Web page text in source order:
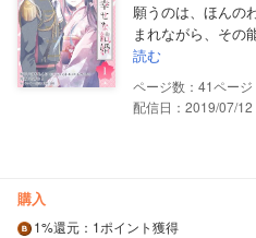
願うのは、ほんの
まれながら、その
読む
41
配信日：2019/07/12
購入
1%還元 ：1ポイント獲得